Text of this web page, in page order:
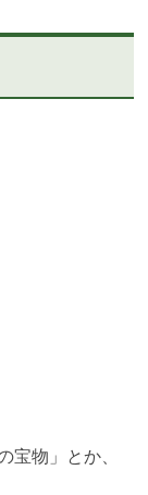
宝物」とか、